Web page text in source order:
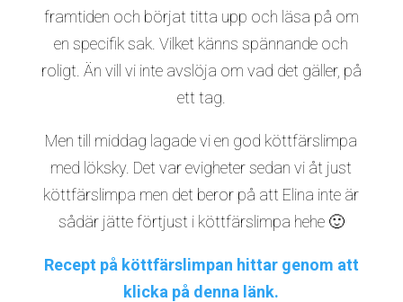
framtiden och börjat titta upp och läsa på om
en specifik sak. Vilket känns spännande och
roligt. Än vill vi inte avslöja om vad det gäller, på
ett tag.
Men till middag lagade vi en god köttfärslimpa
med löksky. Det var evigheter sedan vi åt just
köttfärslimpa men det beror på att Elina inte är
sådär jätte förtjust i köttfärslimpa hehe 🙂
Recept på köttfärslimpan hittar genom att
klicka på denna länk.